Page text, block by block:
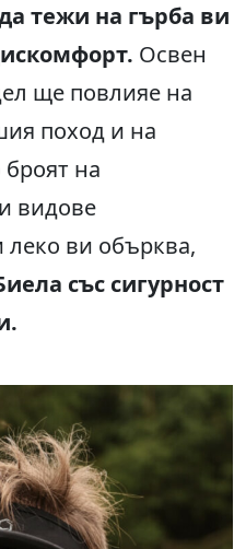
тежи на гърба ви
Освен
ще повлияе на
поход и на
на
видове
леко ви обърква,
със сигурност